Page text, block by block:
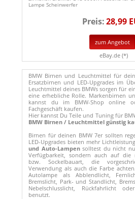
Lampe Scheinwerfer
Preis:28,99
zum Angebot
eBay.de (*)
BMW Birnen und Leuchtmittel für
Ersatzbirnen und LED-Upgrades im
Leuchtmittel deines BMWs sorgen für
eine erhebliche Rolle. Markenbirnen
kannst du im BMW-Shop online
Fachgeschäft kaufen.
Hier kannst Du Teile und Tuning für
BMW Birnen / Leuchtmittel günstig
Birnen für deinen BMW 7er sollten
LED-Upgrades bieten mehr
und Auto-Lampensolltest du nicht
Verfügbarkeit, sondern auch auf die
bzw. Sockelbauart, die
Verwendung als auch die Farbe
Autolampe als Abblendlicht,
Bremslicht, Park- und Standlicht,
Nebelschlusslicht, Rückfahrlicht
benutzt.